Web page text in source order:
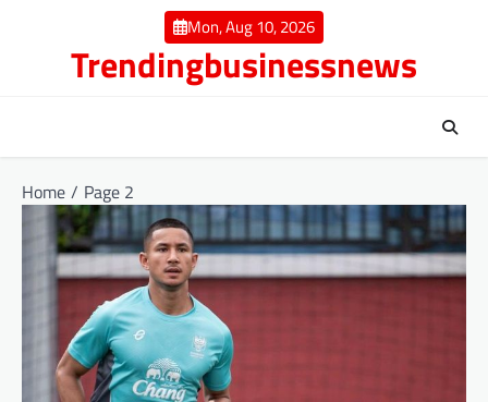
Mon, Aug 10, 2026
Trendingbusinessnews
Home Page 2